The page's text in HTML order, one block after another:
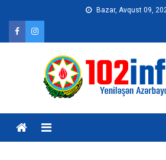
content
Bazar, Avqust 09,